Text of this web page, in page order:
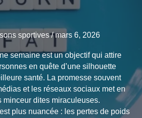
sportives/mars 6, 2026
semaine est un objectif qui attire
en quête d’une silhouette
santé. La promesse souvent
et les réseaux sociaux met en
minceur dites miraculeuses.
plus nuancée : les pertes de poids